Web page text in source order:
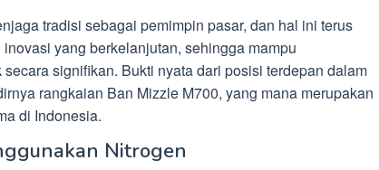
tradisi sebagai pemimpin pasar, dan hal ini terus
yang berkelanjutan, sehingga mampu
signifikan. Bukti nyata dari posisi terdepan dalam
rangkaian Ban Mizzle M700, yang mana merupakan
di Indonesia.
Nitrogen